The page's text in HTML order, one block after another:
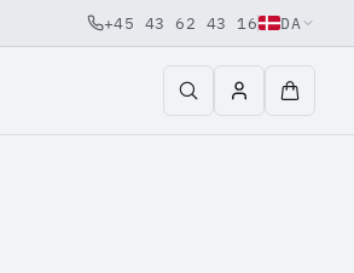
+45 43 62 43 16 DA